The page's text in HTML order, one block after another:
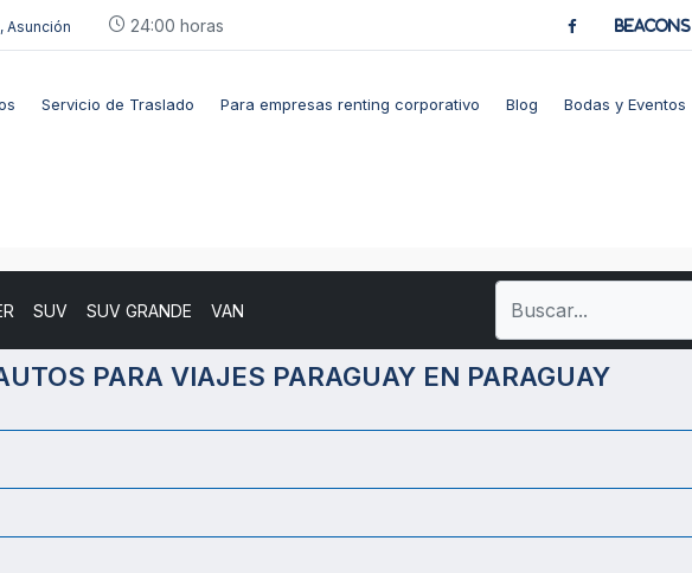
Asunción 24:00 horas BeaCons
Servicio de Traslado Para empresas renting corporativo Blog Bodas y Eventos
SUV SUV GRANDE VAN
PARA VIAJES PARAGUAY EN PARAGUAY